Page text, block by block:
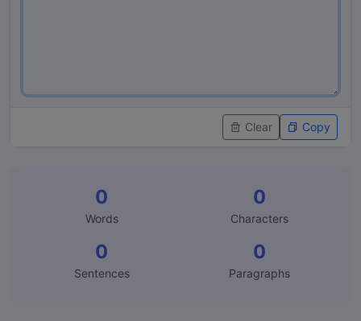
Clear Copy
0
Words
0
Characters
0
Sentences
0
Paragraphs